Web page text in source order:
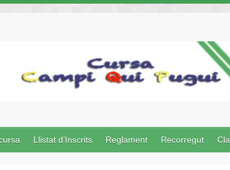
Llistat d’Inscrits Reglament Recorregut